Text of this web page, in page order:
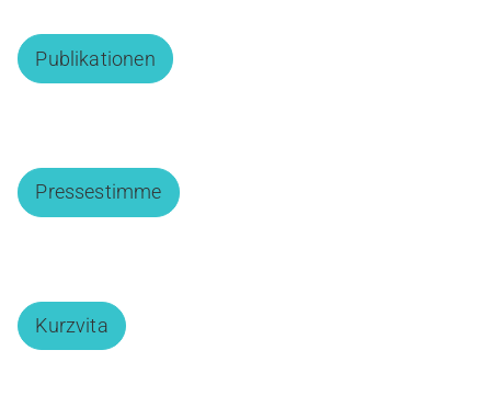
Publikationen
Pressestimme
Kurzvita